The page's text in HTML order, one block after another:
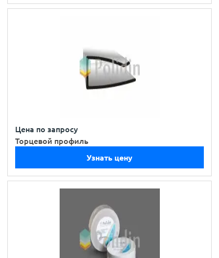
Цена по запросу
Торцевой профиль
Узнать цену